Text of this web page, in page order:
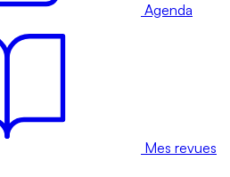
Agenda
Mes revues